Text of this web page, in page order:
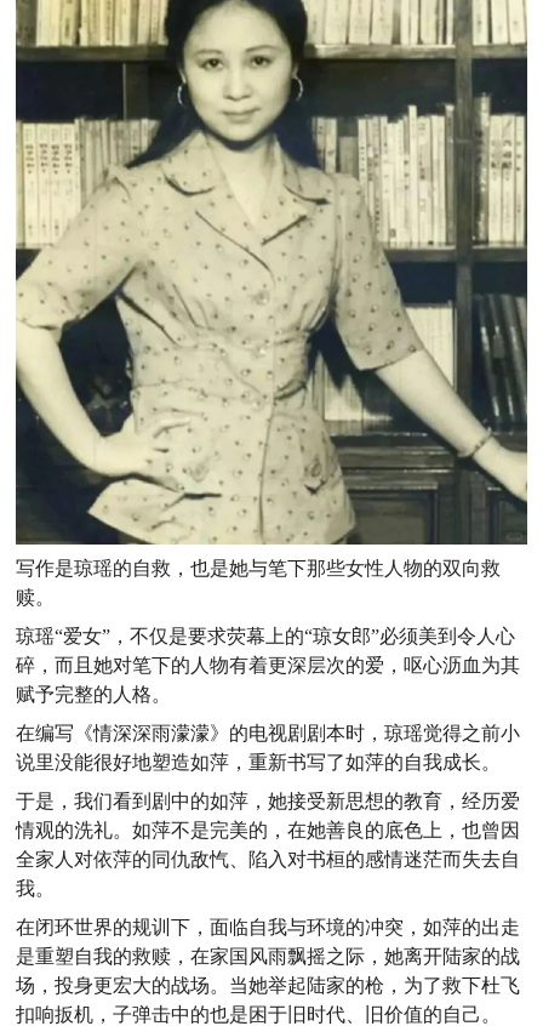
写作是琼瑶的自救，也是她与笔下那些女性人物的双向救
赎。
琼瑶“爱女”，不仅是要求荧幕上的“琼女郎”必须美到令人心
碎，而且她对笔下的人物有着更深层次的爱，呕心沥血为其
赋予完整的人格。
在编写《情深深雨濛濛》的电视剧剧本时，琼瑶觉得之前小
说里没能很好地塑造如萍，重新书写了如萍的自我成长。
于是，我们看到剧中的如萍，她接受新思想的教育，经历爱
情观的洗礼。如萍不是完美的，在她善良的底色上，也曾因
全家人对依萍的同仇敌忾、陷入对书桓的感情迷茫而失去自
我。
在闭环世界的规训下，面临自我与环境的冲突，如萍的出走
是重塑自我的救赎，在家国风雨飘摇之际，她离开陆家的战
场，投身更宏大的战场。当她举起陆家的枪，为了救下杜飞
扣响扳机，子弹击中的也是困于旧时代、旧价值的自己。